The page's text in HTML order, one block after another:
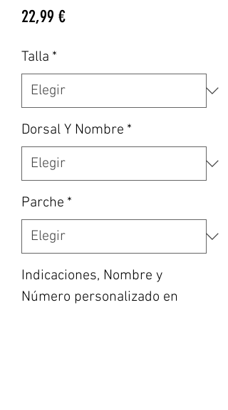
22,99 €Precio
Talla *
Dorsal Y Nombre *
Parche *
Indicaciones, Nombre y
Número personalizado en